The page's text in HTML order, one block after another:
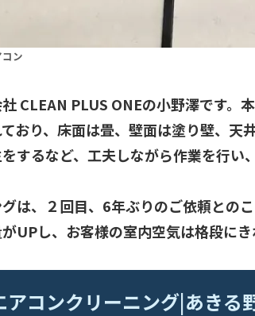
ン
CLEAN PLUS ONEの小野澤です
おり、床面は畳、壁面は塗り壁、
するなど、工夫しながら作業を行
は、２回目、6年ぶりのご依頼との
UPし、お客様の室内空気は格段に
アコンクリーニング|あきる